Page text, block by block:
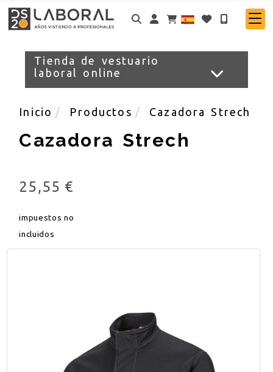
Identifícate
Tienda de vestuario
laboral online
Inicio Productos Cazadora Strech
Cazadora Strech
25,55 €
impuestos no
incluidos